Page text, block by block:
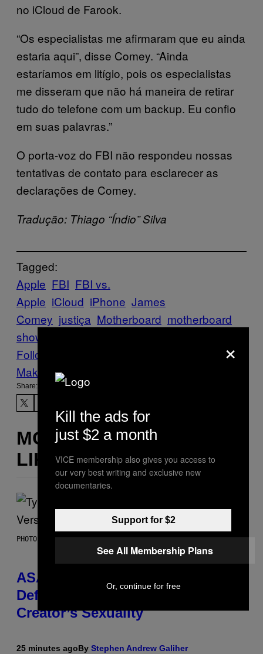
no iCloud de Farook.
“Os especialistas me afirmaram que eu ainda
estaria aqui”, disse Comey. “Ainda
estaríamos em litígio, pois os especialistas
me disseram que não há maneira de retirar
tudo do telefone com um backup. Eu confio
em suas palavras.”
O porta-voz do FBI não respondeu nossas
tentativas de contato para esclarecer as
declarações de Comey.
Tradução: Thiago “Índio” Silva
Tagged:
Apple FBI FBI vs.
Apple iCloud iPhone James
Comey justiça Motherboard motherboard
show
Follow Us On Discover
Make Us Preferred In Top Stories
Share:
MORE
LIKE THIS
PHOTO BY MONICA SCHIPPER/GETTY IMAGES
ASAP Rocky Seemingly Gives
Definitive Answer on Tyler, The
Creator’s Sexuality
25 minutes agoBy Stephen Andrew Galiher
×
Kill the ads for
just $2 a month
VICE membership also gives you access to
our very best writing and exclusive new
documentaries.
Support for $2
See All Membership Plans
Or, continue for free